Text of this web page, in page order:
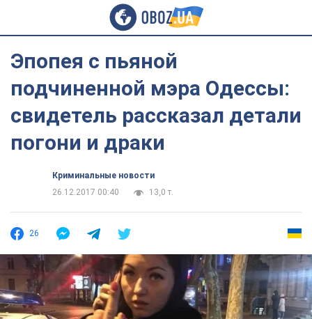
Эпопея с пьяной
подчиненной мэра Одессы:
свидетель рассказал детали
погони и драки
Криминальные новости
26.12.2017 00:40
13,0 т.
26